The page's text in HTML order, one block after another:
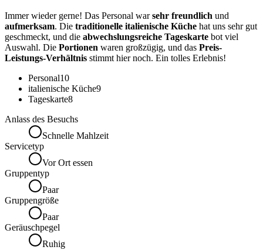
Immer wieder gerne! Das Personal warsehr freundlich und
aufmerksam. Die traditionelle italienische Küche hat uns sehr gut
geschmeckt, und die abwechslungsreiche Tageskarte bot viel
Auswahl. Die Portionen waren großzügig, und das Preis-
Leistungs-Verhältnis stimmt hier noch. Ein tolles Erlebnis!
Personal10
italienische Küche9
Tageskarte8
Anlass des Besuchs
Schnelle Mahlzeit
Servicetyp
Vor Ort essen
Gruppentyp
Paar
Gruppengröße
Paar
Geräuschpegel
Ruhig